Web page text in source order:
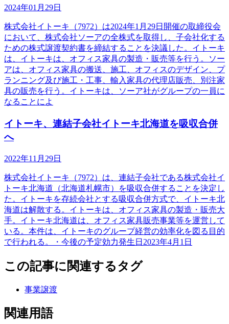
2024年01月29日
株式会社イトーキ（7972）は2024年1月29日開催の取締役会
において、株式会社ソーアの全株式を取得し、子会社化する
ための株式譲渡契約書を締結することを決議した。イトーキ
は、イトーキは、オフィス家具の製造・販売等を行う。ソー
アは、オフィス家具の搬送、施工、オフィスのデザイン、プ
ランニング及び施工・工事、輸入家具の代理店販売、別注家
具の販売を行う。イトーキは、ソーア社がグループの一員に
なることによ
イトーキ、連結子会社イトーキ北海道を吸収合併
へ
2022年11月29日
株式会社イトーキ（7972）は、連結子会社である株式会社イ
トーキ北海道（北海道札幌市）を吸収合併することを決定し
た。イトーキを存続会社とする吸収合併方式で、イトーキ北
海道は解散する。イトーキは、オフィス家具の製造・販売大
手。イトーキ北海道は、オフィス家具販売事業等を運営して
いる。本件は、イトーキのグループ経営の効率化を図る目的
で行われる。・今後の予定効力発生日2023年4月1日
この記事に関連するタグ
事業譲渡
関連用語